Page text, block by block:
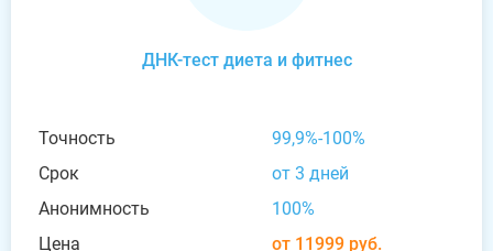
ДНК-тест диета и фитнес
Точность
99,9%-100%
Срок
от 3 дней
Анонимность
100%
Цена
от 11999 руб.